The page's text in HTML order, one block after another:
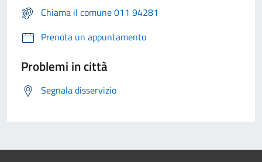
Chiama il comune 011 94281
Prenota un appuntamento
Problemi in città
Segnala disservizio